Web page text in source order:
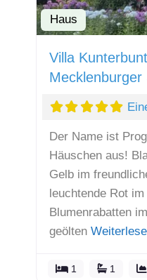
Haus
Villa
Mecklenburger
Der Name ist
Häuschen aus!
Gelb im
leuchtende Rot
Blumenrabatten
geölten
1 1